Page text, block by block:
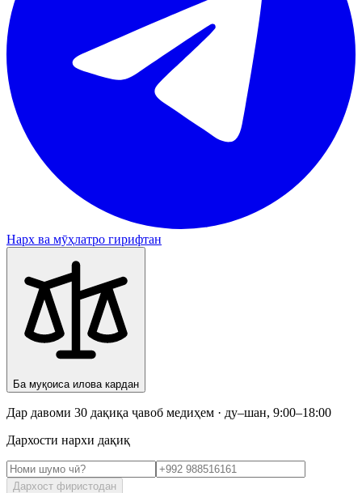
Нарх ва мӯҳлатро гирифтан
Ба муқоиса илова кардан
Дар давоми 30 дақиқа ҷавоб медиҳем · ду–шан, 9:00–18:00
Дархости нархи дақиқ
Дархост фиристодан